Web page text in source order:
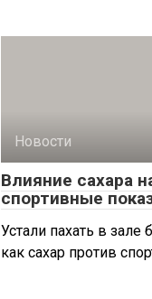
Новости
Влияние сахара
спортивные
Устали пахать в зале
как сахар против